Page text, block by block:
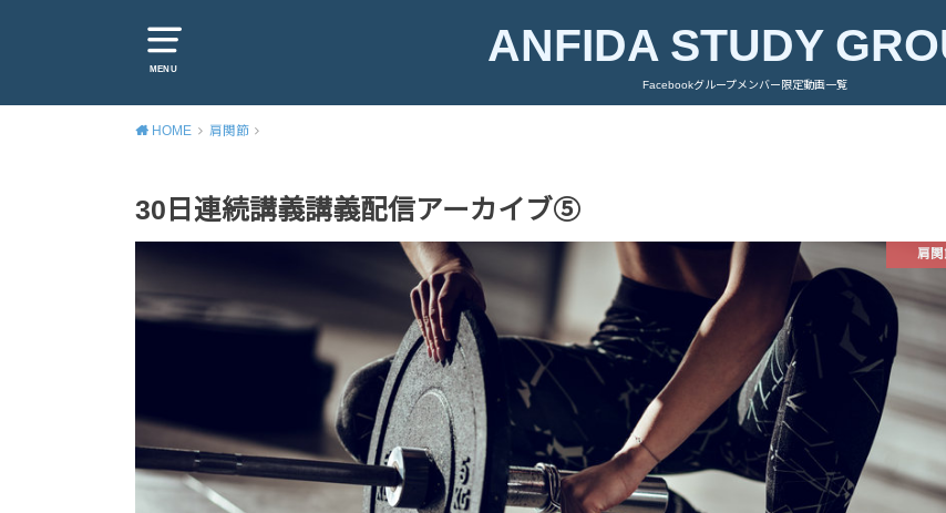
MENU ANFIDA STUDY
Facebookグループメンバー限定動画一覧
HOME 肩関節
30日連続講義講義配信アーカイブ⑤
肩関